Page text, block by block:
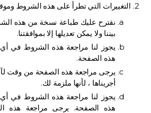
التغييرات التي تطرأ على هذه الشروط
نقترح عليك طباعة نسخة من هذه
بيننا ولا يمكن تعديلها إلا بموافقتنا.
يجوز لنا مراجعة هذه الشروط في
هذه الصفحة.
يرجى مراجعة هذه الصفحة من وقت
أجريناها ، لأنها ملزمة لك.
يجوز لنا مراجعة هذه الشروط في
هذه الصفحة. يرجى مراجعة هذه